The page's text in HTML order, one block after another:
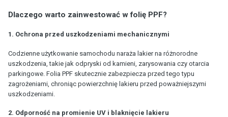
Dlaczego warto zainwestować w folię PPF?
1. Ochrona przed uszkodzeniami mechanicznymi
Codzienne użytkowanie samochodu naraża lakier na różnorodne
uszkodzenia, takie jak odpryski od kamieni, zarysowania czy otarcia
parkingowe. Folia PPF skutecznie zabezpiecza przed tego typu
zagrożeniami, chroniąc powierzchnię lakieru przed poważniejszymi
uszkodzeniami.
2. Odporność na promienie UV i blaknięcie lakieru